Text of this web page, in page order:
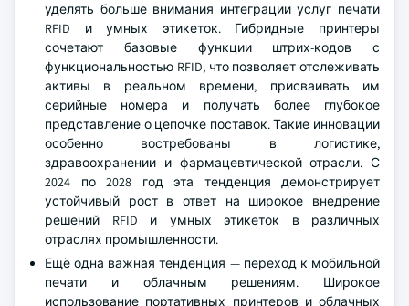
уделять больше внимания интеграции услуг печати
RFID и умных этикеток. Гибридные принтеры
сочетают базовые функции штрих-кодов с
функциональностью RFID, что позволяет отслеживать
активы в реальном времени, присваивать им
серийные номера и получать более глубокое
представление о цепочке поставок. Такие инновации
особенно востребованы в логистике,
здравоохранении и фармацевтической отрасли. С
2024 по 2028 год эта тенденция демонстрирует
устойчивый рост в ответ на широкое внедрение
решений RFID и умных этикеток в различных
отраслях промышленности.
Ещё одна важная тенденция — переход к мобильной
печати и облачным решениям. Широкое
использование портативных принтеров и облачных